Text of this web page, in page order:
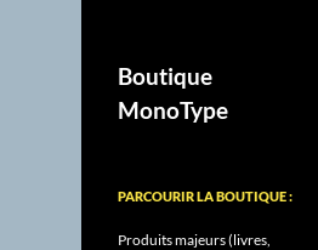
Boutique
MonoType
PARCOURIR LA BOUTIQUE :
Produits majeurs (livres,